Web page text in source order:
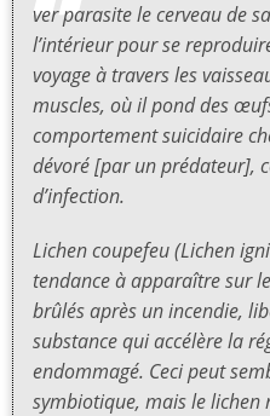
ver parasite le cerveau de
l’intérieur pour se
voyage à travers les
muscles, où il pond des
comportement suicidaire
dévoré [par un prédateur],
d’infection.
Lichen coupefeu (Lichen
tendance à apparaître sur
brûlés après un incendie,
substance qui accélère la
endommagé. Ceci peut
symbiotique, mais le